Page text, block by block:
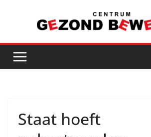
inhoud
Staat hoeft